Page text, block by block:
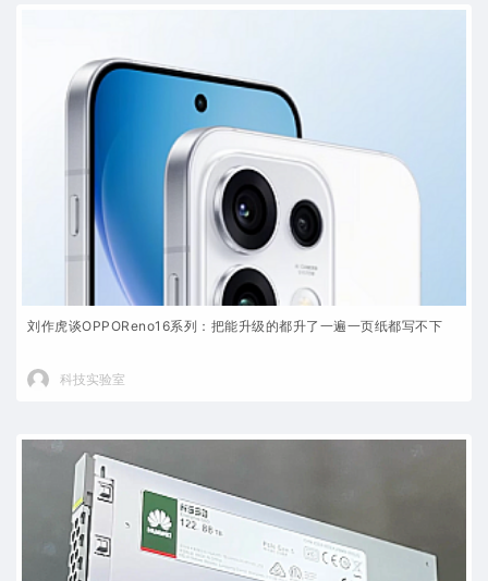
刘作虎谈OPPOReno16系列：把能升级的都升了一遍一页纸都写不下
科技实验室